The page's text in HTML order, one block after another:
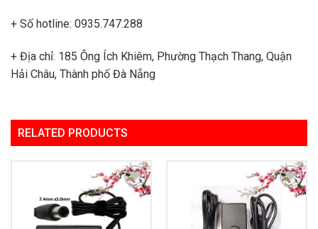
+ Số hotline: 0935.747.288
+ Địa chỉ: 185 Ông Ích Khiêm, Phường Thạch Thang, Quận
Hải Châu, Thành phố Đà Nẵng
RELATED PRODUCTS
Add to
Wishlist
Add to
Wishlist